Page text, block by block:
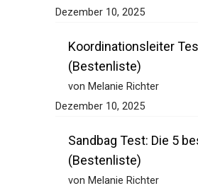
Dezember 10, 2025
Koordinationsleiter
(Bestenliste)
von Melanie Richter
Dezember 10, 2025
Sandbag Test: Die 5
(Bestenliste)
von Melanie Richter